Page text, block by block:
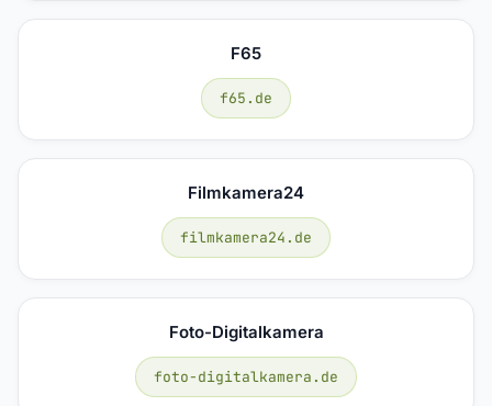
F65
f65.de
Filmkamera24
filmkamera24.de
Foto-Digitalkamera
foto-digitalkamera.de